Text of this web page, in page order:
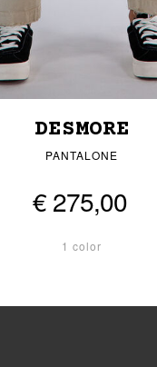
DESMORE
PANTALONE
€ 275,00
1 color